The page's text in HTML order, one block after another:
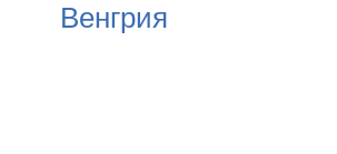
Венгрия